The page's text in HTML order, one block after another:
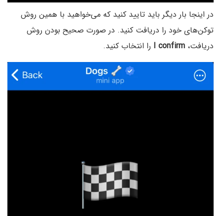
در اینجا بار دیگر باید تایید کنید که می‌خواهید با همین روش
توکن‌های خود را دریافت کنید. در صورت صحیح بودن روش
دریافت، I confirm را انتخاب کنید.